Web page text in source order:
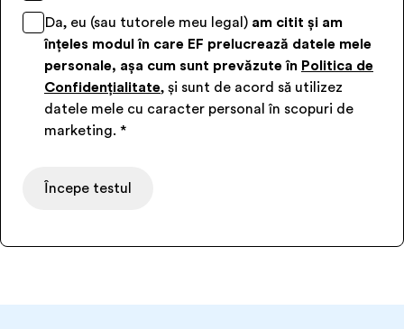
Da, eu (sau tutorele meu legal) am citit și am
înțeles modul în care EF prelucrează datele mele
personale, așa cum sunt prevăzute în Politica de
Confidențialitate, și sunt de acord să utilizez
datele mele cu caracter personal în scopuri de
marketing. *
Începe testul